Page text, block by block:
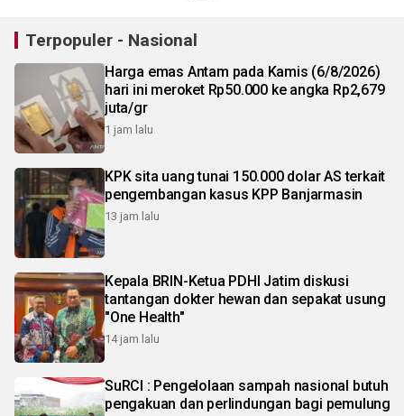
Terpopuler - Nasional
Harga emas Antam pada Kamis (6/8/2026)
hari ini meroket Rp50.000 ke angka Rp2,679
juta/gr
1 jam lalu
KPK sita uang tunai 150.000 dolar AS terkait
pengembangan kasus KPP Banjarmasin
13 jam lalu
Kepala BRIN-Ketua PDHI Jatim diskusi
tantangan dokter hewan dan sepakat usung
"One Health"
14 jam lalu
SuRCI : Pengelolaan sampah nasional butuh
pengakuan dan perlindungan bagi pemulung